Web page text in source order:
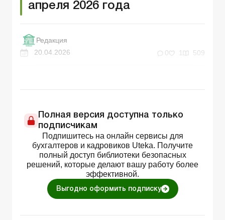
апреля 2026 года
Редакция
20.04.2026
0 1 509
Полная версия доступна только
подписчикам
Подпишитесь на онлайн сервисы для
бухгалтеров и кадровиков Uteka. Получите
полный доступ библиотеки безопасных
решений, которые делают вашу работу более
эффективной.
Выгодно оформить подписку